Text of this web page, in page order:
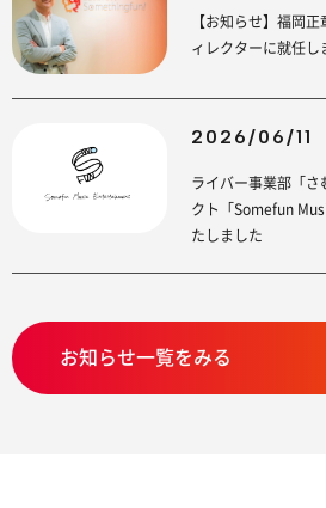
【お知らせ】福岡
ィレクターに就任し
2026/06/11
ライバー事業部「さ
クト「Somefun
たしました
お知らせ一覧をみる